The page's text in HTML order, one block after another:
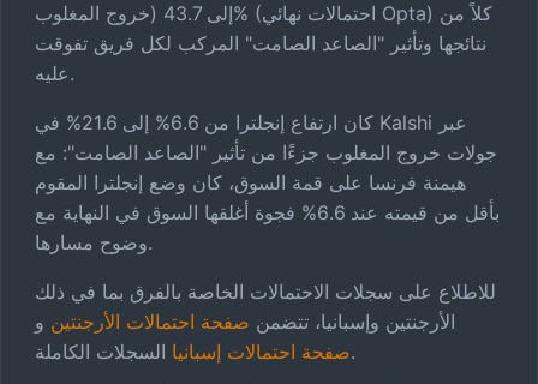
خروج المغلوب) إلى 43.7% (احتمالات نهائي Opta) كلاً من
نتائجها وتأثير "الصاعد الصامت" المركب لكل فريق تفوقت
عليه.
كان ارتفاع إنجلترا من 6.6% إلى 21.6% في Kalshi عبر
جولات خروج المغلوب جزءًا من تأثير "الصاعد الصامت": مع
هيمنة فرنسا على قمة السوق، كان وضع إنجلترا المقوم
بأقل من قيمته عند 6.6% فجوة أغلقها السوق في النهاية مع
وضوح مسارها.
للاطلاع على سجلات الاحتمالات الخاصة بالفرق بما في ذلك
الأرجنتين وإسبانيا، تتضمن صفحة احتمالات الأرجنتين و
صفحة احتمالات إسبانياالسجلات الكاملة.